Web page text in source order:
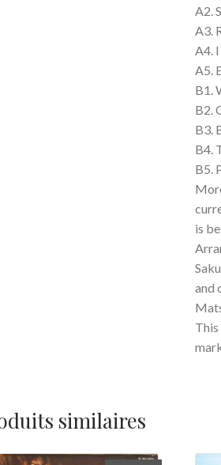
A2.
A3.
A4.
A5.
B1.
B2.
B3.
B4.
B5.
is
and
This
similaires